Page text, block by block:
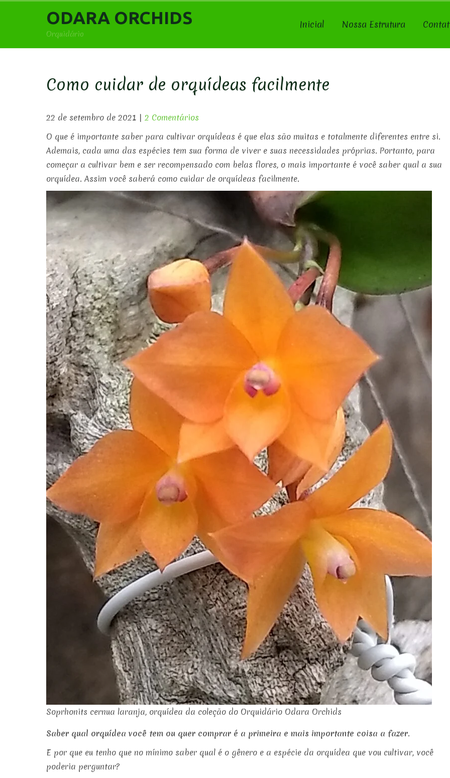
ODARA ORCHIDS
Orquidário
Inicial Nossa Estrutura
Como cuidar de orquídeas facilmente
22 de setembro de 2021 | 2 Comentários
O que é importante saber para cultivar orquídeas é que elas são muitas e totalmente diferentes entre si.
Ademais, cada uma das espécies tem sua forma de viver e suas necessidades próprias. Portanto, para
começar a cultivar bem e ser recompensado com belas flores, o mais importante é você saber qual a sua
orquídea. Assim você saberá como cuidar de orquídeas facilmente.
Soprhonits cernua laranja, orquídea da coleção do Orquidário Odara Orchids
Saber qual orquídea você tem ou quer comprar é a primeira e mais importante coisa a fazer.
E por que eu tenho que no mínimo saber qual é o gênero e a espécie da orquídea que vou cultivar, você
poderia perguntar?